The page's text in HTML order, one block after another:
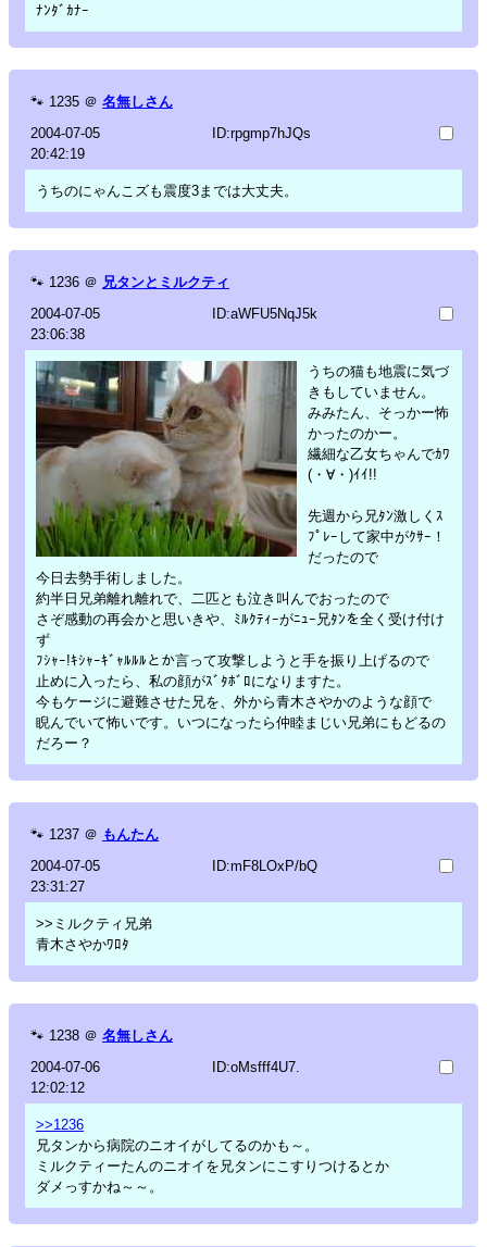
ﾅﾝﾀﾞｶﾅｰ
🐾 1235 ＠ 名無しさん
2004-07-05
20:42:19
ID:rpgmp7hJQs
うちのにゃんこズも震度3までは大丈夫。
🐾 1236 ＠ 兄タンとミルクティ
2004-07-05
23:06:38
ID:aWFU5NqJ5k
うちの猫も地震に気づ
きもしていません。
みみたん、そっかー怖
かったのかー。
繊細な乙女ちゃんでｶﾜ
(・∀・)ｲｲ!!
先週から兄ﾀﾝ激しくｽ
ﾌﾟﾚｰして家中がｸｻｰ！
だったので
今日去勢手術しました。
約半日兄弟離れ離れで、二匹とも泣き叫んでおったので
さぞ感動の再会かと思いきや、ﾐﾙｸﾃｨｰがﾆｭｰ兄ﾀﾝを全く受け付け
ず
ﾌｼｬｰ!ｷｼｬｰｷﾞｬﾙﾙﾙとか言って攻撃しようと手を振り上げるので
止めに入ったら、私の顔がｽﾞﾀﾎﾞﾛになりますた。
今もケージに避難させた兄を、外から青木さやかのような顔で
睨んでいて怖いです。いつになったら仲睦まじい兄弟にもどるの
だろー？
🐾 1237 ＠ もんたん
2004-07-05
23:31:27
ID:mF8LOxP/bQ
>>ミルクティ兄弟
青木さやかﾜﾛﾀ
🐾 1238 ＠ 名無しさん
2004-07-06
12:02:12
ID:oMsfff4U7.
>>1236
兄タンから病院のニオイがしてるのかも～。
ミルクティーたんのニオイを兄タンにこすりつけるとか
ダメっすかね～～。